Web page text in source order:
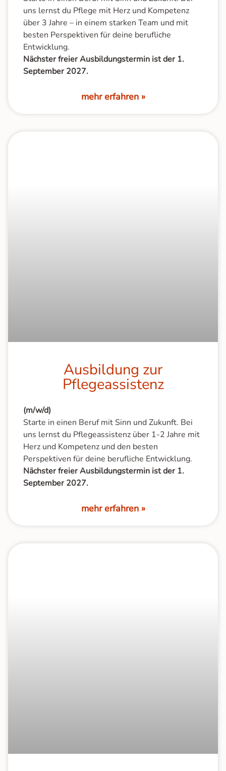
uns lernst du Pflege mit Herz und Kompetenz
über 3 Jahre – in einem starken Team und mit
besten Perspektiven für deine berufliche
Entwicklung.
Nächster freier Ausbildungstermin ist der 1.
September 2027.
mehr erfahren »
Ausbildung zur
Pflegeassistenz
(m/w/d)
Starte in einen Beruf mit Sinn und Zukunft. Bei
uns lernst du Pflegeassistenz über 1-2 Jahre mit
Herz und Kompetenz und den besten
Perspektiven für deine berufliche Entwicklung.
Nächster freier Ausbildungstermin ist der 1.
September 2027.
mehr erfahren »